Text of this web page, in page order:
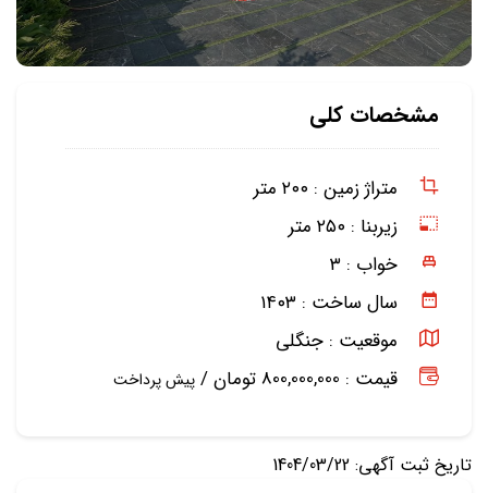
مشخصات کلی
متراژ زمین : ۲۰۰ متر
زیربنا : ۲۵۰ متر
خواب : ۳
سال ساخت : ۱۴۰۳
موقعیت : جنگلی
قیمت : 800,000,000 تومان /
پیش پرداخت
تاریخ ثبت آگهی: 1404/03/22